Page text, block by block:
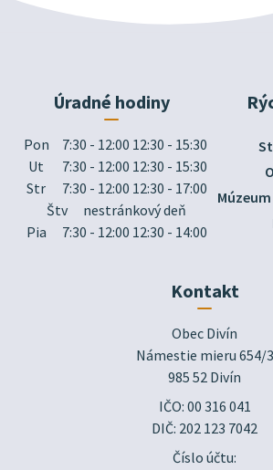
Úradné hodiny
Pon
7:30 - 12:00 12:30 - 15:30
Ut
7:30 - 12:00 12:30 - 15:30
Str
7:30 - 12:00 12:30 - 17:00
Štv
nestránkový deň
Pia
7:30 - 12:00 12:30 - 14:00
Kontakt
Obec Divín
Námestie mieru 654/3
985 52 Divín
IČO: 00 316 041
DIČ: 202 123 7042
Číslo účtu: